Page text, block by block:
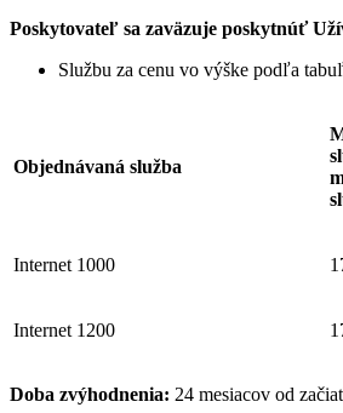
Poskytovateľ sa zaväzuje poskytnúť
Službu za cenu vo výške podľa
Objednávaná služba
Internet 1000
Internet 1200
Doba zvýhodnenia: 24 mesiacov od